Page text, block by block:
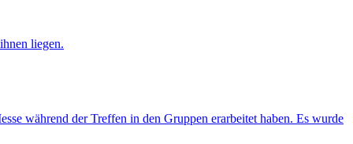
während der Treffen in den Gruppen erarbeitet haben. Es wurde